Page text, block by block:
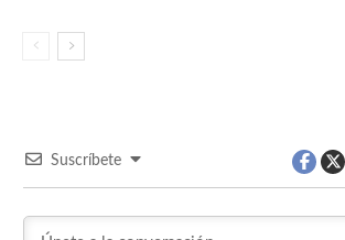
Suscríbete